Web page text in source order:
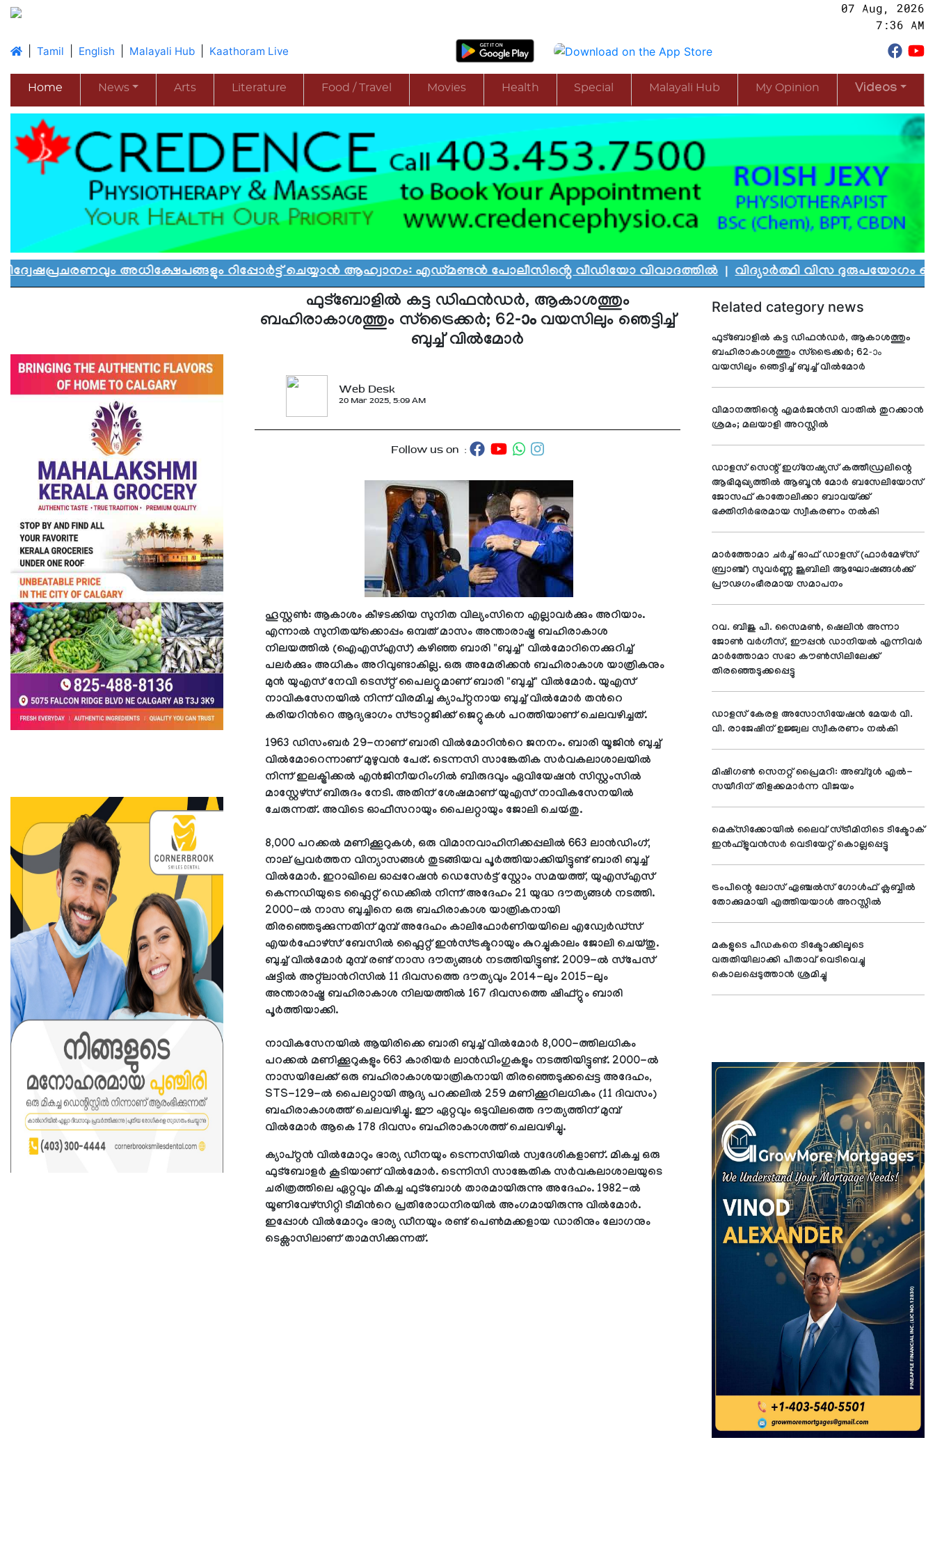
07 Aug, 2026
7:36 AM
|Tamil English Malayali Hub Kaathoram Live
Home News Arts Literature Food / Travel Movies Health Special Malayali Hub My Opinion Videos
അധിക്ഷേപങ്ങളും റിപ്പോർട്ട് ചെയ്യാൻ ആഹ്വാനം: എഡ്മണ്ടൻ പോലീസിൻ്റെ വീഡിയോ വിവാദത്തിൽ|വിദ്യാർത്ഥി വിസ ദുരുപയോഗം ചെയ്ത്
ഫുട്ബോളില്‍ കട്ട ഡിഫന്‍ഡര്‍, ആകാശത്തും
ബഹിരാകാശത്തും സ്ട്രൈക്കര്‍; 62-ാം വയസിലും ഞെട്ടിച്ച്
ബുച്ച് വില്‍മോര്‍
Web Desk
20 Mar 2025, 5:09 AM
Follow us on :
ഹൂസ്റ്റണ്‍: ആകാശം കീഴടക്കിയ സുനിത വില്യംസിനെ എല്ലാവർക്കും അറിയാം.
എന്നാൽ സുനിതയ്ക്കൊപ്പം ഒമ്പത് മാസം അന്താരാഷ്ട്ര ബഹിരാകാശ
നിലയത്തിൽ (ഐഎസ്എസ്) കഴിഞ്ഞ ബാരി "ബുച്ച്" വിൽമോറിനെക്കുറിച്ച്
പലർക്കും അധികം അറിവുണ്ടാകില്ല. ഒരു അമേരിക്കൻ ബഹിരാകാശ യാത്രികനും
മുൻ യുഎസ് നേവി ടെസ്റ്റ് പൈലറ്റുമാണ് ബാരി "ബുച്ച്" വിൽമോർ. യുഎസ്
നാവികസേനയിൽ നിന്ന് വിരമിച്ച ക്യാപ്റ്റനായ ബുച്ച് വിൽമോർ തന്‍റെ
കരിയറിന്‍റെ ആദ്യഭാഗം സ്‍ട്രാറ്റജിക്ക് ജെറ്റുകൾ പറത്തിയാണ് ചെലവഴിച്ചത്.
1963 ഡിസംബര്‍ 29-നാണ് ബാരി വില്‍മോറിന്‍റെ ജനനം. ബാരി യൂജിന്‍ ബുച്ച്
വില്‍മോറെന്നാണ് മുഴുവന്‍ പേര്. ടെന്നസി സാങ്കേതിക സര്‍വകലാശാലയില്‍
നിന്ന് ഇലക്ട്രിക്കല്‍ എന്‍ജിനീയറിംഗില്‍ ബിരുദവും ഏവിയേഷന്‍ സിസ്റ്റംസില്‍
മാസ്റ്റേഴ്‌സ് ബിരുദം നേടി. അതിന് ശേഷമാണ് യുഎസ് നാവികസേനയില്‍
ചേരുന്നത്. അവിടെ ഓഫീസറായും പൈലറ്റായും ജോലി ചെയ്‍തു.
8,000 പറക്കൽ മണിക്കൂറുകൾ, ഒരു വിമാനവാഹിനിക്കപ്പലിൽ 663 ലാൻഡിംഗ്,
നാല് പ്രവർത്തന വിന്യാസങ്ങൾ തുടങ്ങിയവ പൂർത്തിയാക്കിയിട്ടുണ്ട് ബാരി ബുച്ച്
വിൽമോർ. ഇറാഖിലെ ഓപ്പറേഷൻ ഡെസേർട്ട് സ്റ്റോം സമയത്ത്, യുഎസ്എസ്
കെന്നഡിയുടെ ഫ്ലൈറ്റ് ഡെക്കിൽ നിന്ന് അദേഹം 21 യുദ്ധ ദൗത്യങ്ങൾ നടത്തി.
2000-ൽ നാസ ബുച്ചിനെ ഒരു ബഹിരാകാശ യാത്രികനായി
തിരഞ്ഞെടുക്കുന്നതിന് മുമ്പ് അദേഹം കാലിഫോർണിയയിലെ എഡ്വേർഡ്‍സ്
എയർഫോഴ്സ് ബേസിൽ ഫ്ലൈറ്റ് ഇൻസ്ട്രക്ടറായും കുറച്ചുകാലം ജോലി ചെയ്തു.
ബുച്ച് വില്‍മോര്‍ മുമ്പ് രണ്ട് നാസ ദൗത്യങ്ങൾ നടത്തിയിട്ടുണ്ട്. 2009-ൽ സ്‌പേസ്
ഷട്ടിൽ അറ്റ്‌ലാന്‍റിസില്‍ 11 ദിവസത്തെ ദൗത്യവും 2014-ലും 2015-ലും
അന്താരാഷ്ട്ര ബഹിരാകാശ നിലയത്തിൽ 167 ദിവസത്തെ ഷിഫ്റ്റും ബാരി
പൂര്‍ത്തിയാക്കി.
നാവികസേനയിൽ ആയിരിക്കെ ബാരി ബുച്ച് വിൽമോർ 8,000-ത്തിലധികം
പറക്കൽ മണിക്കൂറുകളും 663 കാരിയർ ലാൻഡിംഗുകളും നടത്തിയിട്ടുണ്ട്. 2000-ൽ
നാസയിലേക്ക് ഒരു ബഹിരാകാശയാത്രികനായി തിരഞ്ഞെടുക്കപ്പെട്ട അദേഹം,
STS-129-ൽ പൈലറ്റായി ആദ്യ പറക്കലിൽ 259 മണിക്കൂറിലധികം (11 ദിവസം)
ബഹിരാകാശത്ത് ചെലവഴിച്ചു. ഈ ഏറ്റവും ഒടുവിലത്തെ ദൗത്യത്തിന് മുമ്പ്
വില്‍മോര്‍ ആകെ 178 ദിവസം ബഹിരാകാശത്ത് ചെലവഴിച്ചു.
ക്യാപ്റ്റൻ വിൽമോറും ഭാര്യ ഡീനയും ടെന്നസിയിൽ സ്വദേശികളാണ്. മികച്ച ഒരു
ഫുട്‍ബോളർ കൂടിയാണ് വിൽമോർ. ടെന്നിസി സാങ്കേതിക സർവകലാശാലയുടെ
ചരിത്രത്തിലെ ഏറ്റവും മികച്ച ഫുട്ബോൾ താരമായിരുന്നു അദേഹം. 1982-ൽ
യൂണിവേഴ്സിറ്റി ടീമിന്‍റെ പ്രതിരോധനിരയിൽ അംഗമായിരുന്നു വിൽമോർ.
ഇപ്പോൾ വിൽമോറും ഭാര്യ ഡീനയും രണ്ട് പെൺമക്കളായ ഡാരിനും ലോഗനും
ടെക്സാസിലാണ് താമസിക്കുന്നത്.
Related category news
ഫുട്ബോളില്‍ കട്ട ഡിഫന്‍ഡര്‍, ആകാശത്തും
ബഹിരാകാശത്തും സ്ട്രൈക്കര്‍; 62-ാം
വയസിലും ഞെട്ടിച്ച് ബുച്ച് വില്‍മോര്‍
വിമാനത്തിന്റെ എമര്‍ജന്‍സി വാതില്‍ തുറക്കാന്‍
ശ്രമം; മലയാളി അറസ്റ്റില്‍
ഡാളസ് സെന്റ് ഇഗ്‌നേഷ്യസ് കത്തീഡ്രലിന്റെ
ആഭിമുഖ്യത്തില്‍ ആബൂന്‍ മോര്‍ ബസേലിയോസ്
ജോസഫ് കാതോലിക്കാ ബാവയ്ക്ക്
ഭക്തിനിര്‍ഭരമായ സ്വീകരണം നല്‍കി
മാര്‍ത്തോമാ ചര്‍ച്ച് ഓഫ് ഡാളസ് (ഫാര്‍മേഴ്സ്
ബ്രാഞ്ച്) സുവര്‍ണ്ണ ജൂബിലി ആഘോഷങ്ങള്‍ക്ക്
പ്രൗഢഗംഭീരമായ സമാപനം
റവ. ബിജു പി. സൈമണ്‍, ഷെലിന്‍ അന്നാ
ജോണ്‍ വര്‍ഗീസ്, ഈപ്പന്‍ ഡാനിയല്‍ എന്നിവര്‍
മാര്‍ത്തോമാ സഭാ കൗണ്‍സിലിലേക്ക്
തിരഞ്ഞെടുക്കപ്പെട്ടു
ഡാളസ് കേരള അസോസിയേഷന്‍ മേയര്‍ വി.
വി. രാജേഷിന് ഉജ്ജ്വല സ്വീകരണം നല്‍കി
മിഷിഗണ്‍ സെനറ്റ് പ്രൈമറി: അബ്ദുള്‍ എല്‍-
സയീദിന് തിളക്കമാര്‍ന്ന വിജയം
മെക്‌സിക്കോയില്‍ ലൈവ് സ്ട്രീമിനിടെ ടിക്ടോക്
ഇന്‍ഫ്‌ളുവന്‍സര്‍ വെടിയേറ്റ് കൊല്ലപ്പെട്ടു
ട്രംപിന്റെ ലോസ് ഏഞ്ചല്‍സ് ഗോള്‍ഫ് ക്ലബ്ബില്‍
തോക്കുമായി എത്തിയയാള്‍ അറസ്റ്റില്‍
മകളുടെ പീഡകനെ ടിക്ടോക്കിലൂടെ
വരുതിയിലാക്കി പിതാവ് വെടിവെച്ചു
കൊലപ്പെടുത്താന്‍ ശ്രമിച്ചു